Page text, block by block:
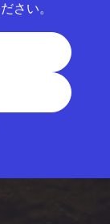
る
さい。